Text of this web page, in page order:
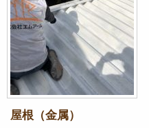
屋根（金属）